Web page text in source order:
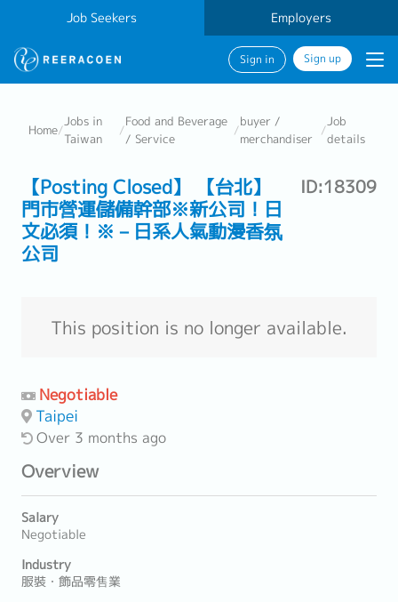
Job Seekers Employers
Sign in Sign up
Home/
Jobs in
Taiwan
/
Food and Beverage
/ Service
/
buyer /
merchandiser
/
Job
details
【Posting Closed】 【台北】
門市營運儲備幹部※新公司！日
文必須！※－日系人氣動漫香氛
公司
ID:18309
This position is no longer available.
Negotiable
Taipei
Over 3 months ago
Overview
Salary
Negotiable
Industry
服裝・飾品零售業